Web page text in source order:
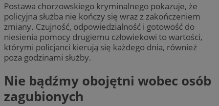
Postawa chorzowskiego kryminalnego pokazuje, że
policyjna służba nie kończy się wraz z zakończeniem
zmiany. Czujność, odpowiedzialność i gotowość do
niesienia pomocy drugiemu człowiekowi to wartości,
którymi policjanci kierują się każdego dnia, również
poza godzinami służby.
Nie bądźmy obojętni wobec osób
zagubionych